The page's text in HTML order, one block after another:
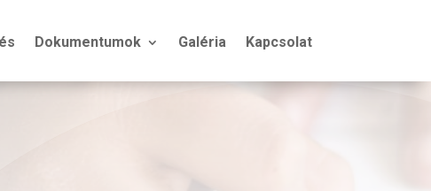
Dokumentumok Galéria Kapcsolat